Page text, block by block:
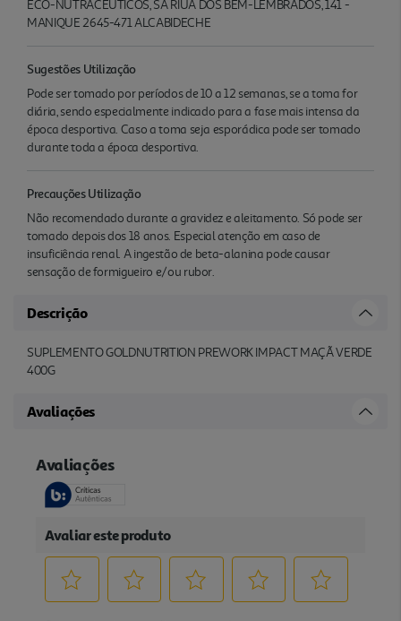
ECO-NUTRACEUTICOS, SA RIUA DOS BEM-LEMBRADOS, 141 -
MANIQUE 2645-471 ALCABIDECHE
Sugestões Utilização
Pode ser tomado por períodos de 10 a 12 semanas, se a toma for
diária, sendo especialmente indicado para a fase mais intensa da
época desportiva. Caso a toma seja esporádica pode ser tomado
durante toda a época desportiva.
Precauções Utilização
Não recomendado durante a gravidez e aleitamento. Só pode ser
tomado depois dos 18 anos. Especial atenção em caso de
insuficiência renal. A ingestão de beta-alanina pode causar
sensação de formigueiro e/ou rubor.
Descrição
SUPLEMENTO GOLDNUTRITION PREWORK IMPACT MAÇÃ VERDE
400G
Avaliações